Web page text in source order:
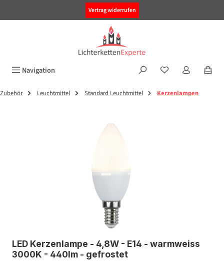
Vertrag widerrufen
Navigation
Zubehör Leuchtmittel Standard Leuchtmittel Kerzenlampen
LED Kerzenlampe - 4,8W - E14 - warmweiss
3000K - 440lm - gefrostet